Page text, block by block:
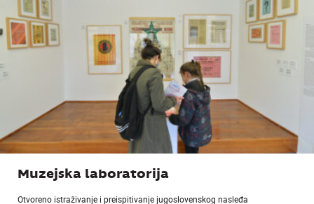
Muzejska laboratorija
Otvoreno istraživanje i preispitivanje jugoslovenskog nasleđa